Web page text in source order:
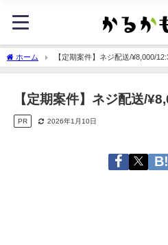
ホーム 【定期案件】ネジ配送/¥8,000/
【定期案件】ネジ配送/
PR 2026年1月10日